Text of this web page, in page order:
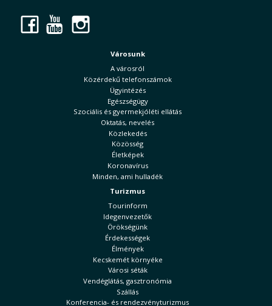
Facebook
YouTube
Városunk
A városról
Közérdekű telefonszámok
Ügyintézés
Egészségügy
Szociális és gyermekjóléti ellátás
Oktatás, nevelés
Közlekedés
Közösség
Életképek
Koronavírus
Minden, ami hulladék
Turizmus
Tourinform
Idegenvezetők
Örökségünk
Érdekességek
Élmények
Kecskemét környéke
Városi séták
Vendéglátás, gasztronómia
Szállás
Konferencia- és rendezvényturizmus